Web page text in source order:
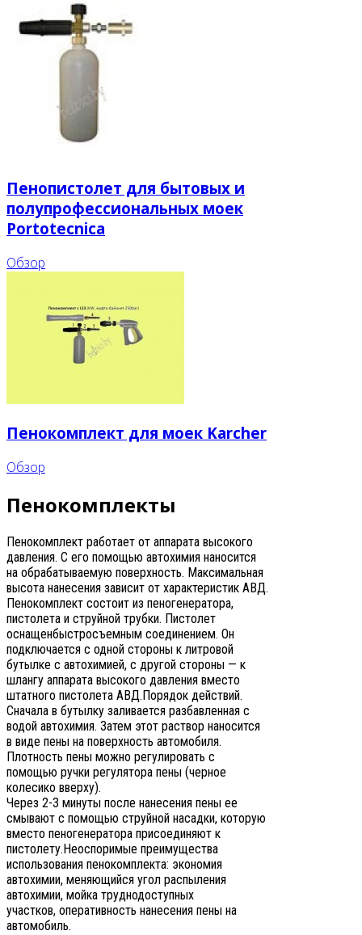
Пенопистолет для бытовых и
полупрофессиональных моек
Portotecnica
Обзор
Пенокомплект для моек Karcher
Обзор
Пенокомплекты
Пенокомплект работает от аппарата высокого
давления. С его помощью автохимия наносится
на обрабатываемую поверхность. Максимальная
высота нанесения зависит от характеристик АВД.
Пенокомплект состоит из пеногенератора,
пистолета и струйной трубки. Пистолет
оснащенбыстросъемным соединением. Он
подключается с одной стороны к литровой
бутылке с автохимией, с другой стороны — к
шлангу аппарата высокого давления вместо
штатного пистолета АВД.Порядок действий.
Сначала в бутылку заливается разбавленная с
водой автохимия. Затем этот раствор наносится
в виде пены на поверхность автомобиля.
Плотность пены можно регулировать с
помощью ручки регулятора пены (черное
колесико вверху).
Через 2-3 минуты после нанесения пены ее
смывают с помощью струйной насадки, которую
вместо пеногенератора присоединяют к
пистолету.Неоспоримые преимущества
использования пенокомплекта: экономия
автохимии, меняющийся угол распыления
автохимии, мойка труднодоступных
участков, оперативность нанесения пены на
автомобиль.